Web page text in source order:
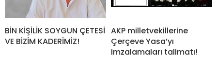
BİN KİŞİLİK SOYGUN ÇETESİ
VE BİZİM KADERİMİZ!
AKP milletvekillerine
Çerçeve Yasa’yı
imzalamaları talimatı!